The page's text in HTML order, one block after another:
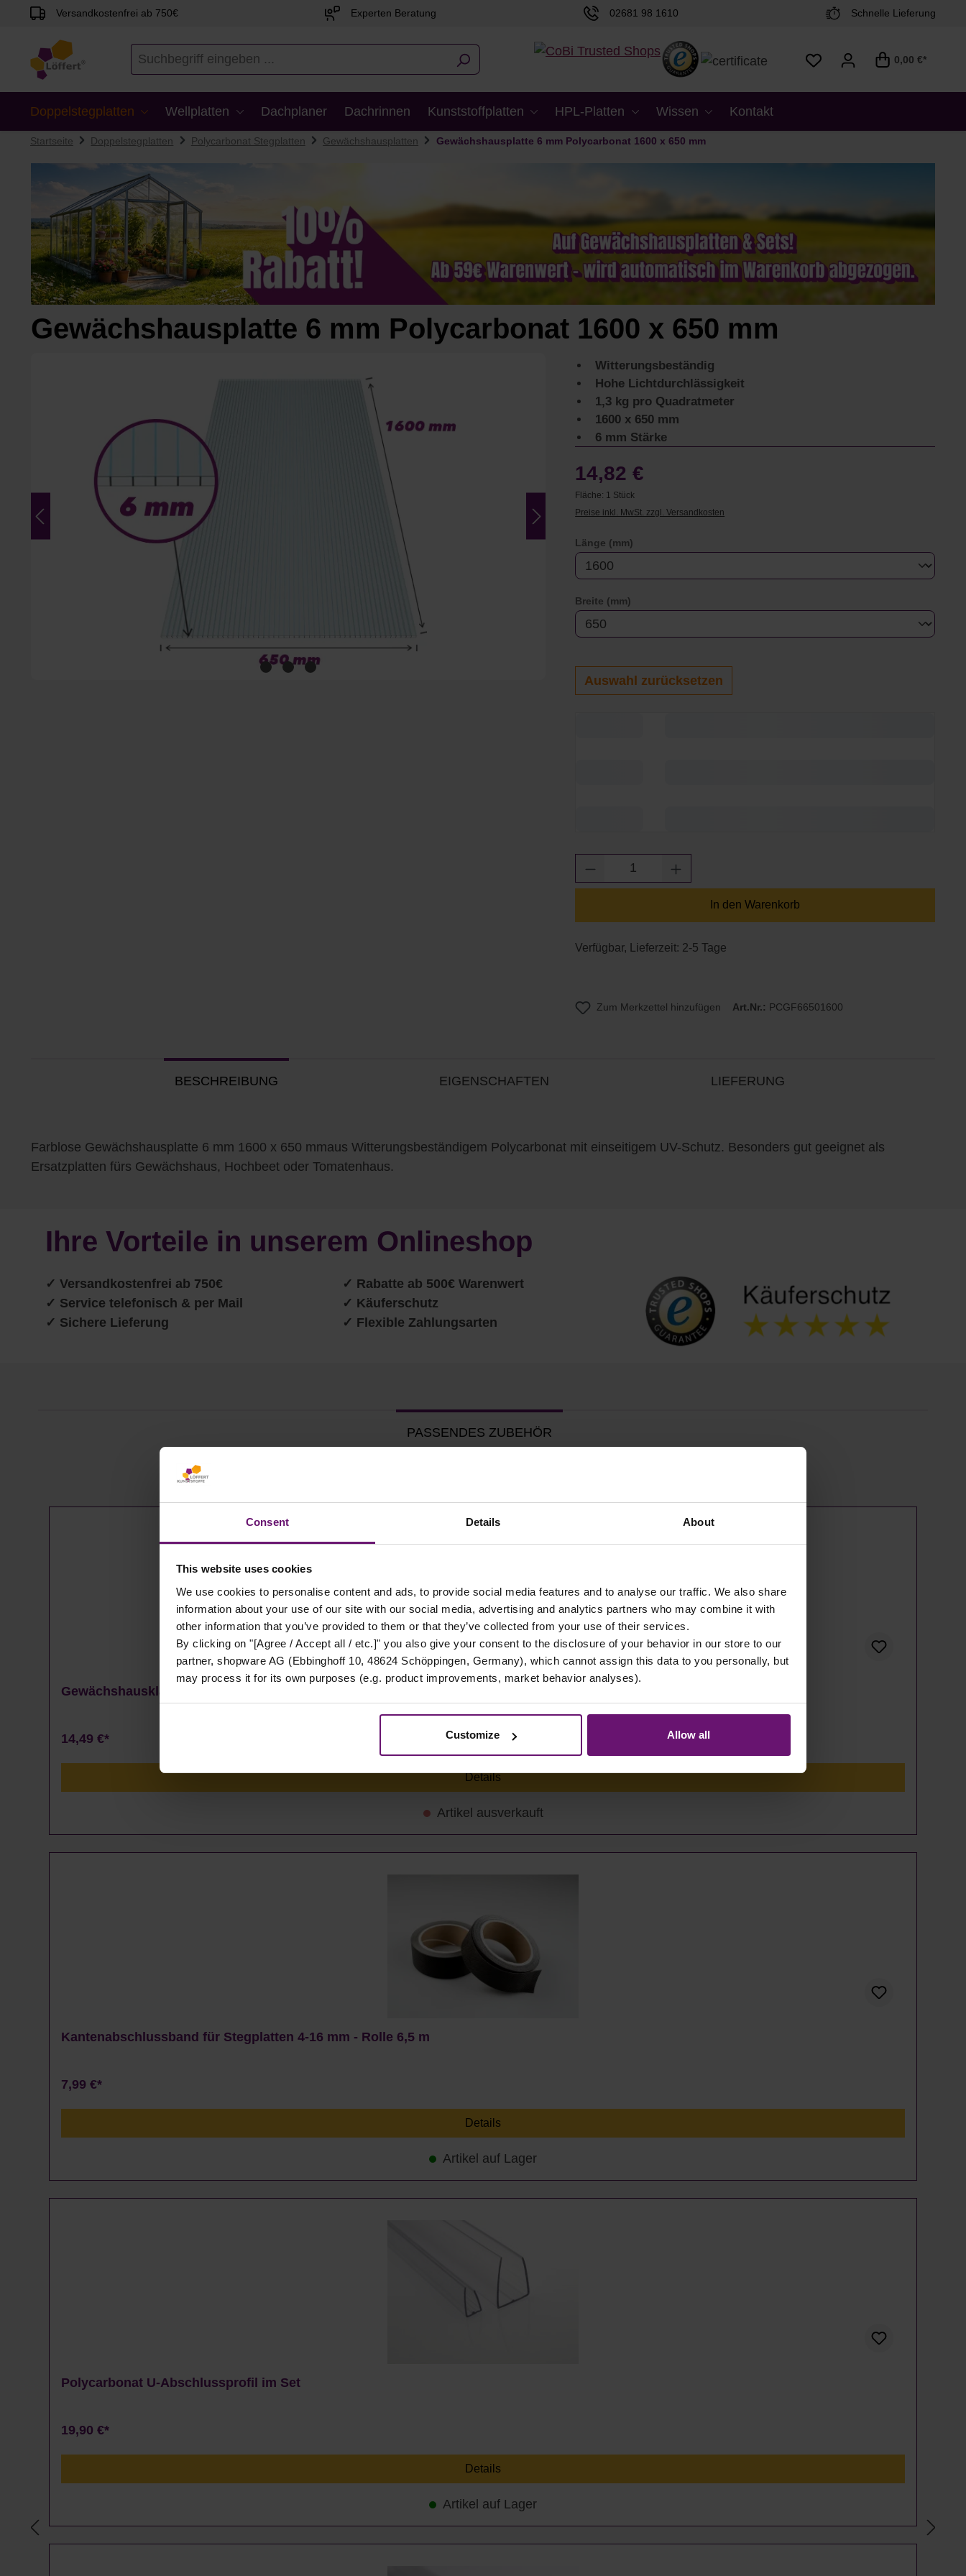
Consent Details About
This website uses cookies
We use cookies to personalise content and ads, to provide social media features and to analyse our traffic. We also share
information about your use of our site with our social media, advertising and analytics partners who may combine it with
other information that you’ve provided to them or that they’ve collected from your use of their services.
By clicking on "[Agree / Accept all / etc.]" you also give your consent to the disclosure of your behavior in our store to our
partner, shopware AG (Ebbinghoff 10, 48624 Schöppingen, Germany), which cannot assign this data to you personally, but
may process it for its own purposes (e.g. product improvements, market behavior analyses).
Customize Allow all
Zur Suche springen
Versandkostenfrei ab 750€ Experten Beratung 02681 98 1610 Schnelle Lieferung
0,00 €*
Doppelstegplatten Wellplatten Dachplaner Dachrinnen Kunststoffplatten HPL-Platten Wissen Kontakt
Startseite Doppelstegplatten Polycarbonat Stegplatten Gewächshausplatten Gewächshausplatte 6 mm Polycarbonat 1600 x 650 mm
Gewächshausplatte 6 mm Polycarbonat 1600 x 650 mm
Witterungsbeständig
Hohe Lichtdurchlässigkeit
1,3 kg pro Quadratmeter
1600 x 650 mm
6 mm Stärke
14,82 €
Fläche: 1 Stück
Preise inkl. MwSt. zzgl. Versandkosten
Länge (mm)
Breite (mm)
Auswahl zurücksetzen
Produkt Anzahl: Gib den gewünschten Wert ein
In den Warenkorb
Verfügbar, Lieferzeit: 2-5 Tage
Zum Merkzettel hinzufügen Art.Nr.: PCGF66501600
BESCHREIBUNG EIGENSCHAFTEN LIEFERUNG
Farblose Gewächshausplatte 6 mm 1600 x 650 mmaus Witterungsbeständigem Polycarbonat mit einseitigem UV-Schutz. Besonders gut geeignet als
Ersatzplatten fürs Gewächshaus, Hochbeet oder Tomatenhaus.
Ihre Vorteile in unserem Onlineshop
✓ Versandkostenfrei ab 750€
✓ Service telefonisch & per Mail
✓ Sichere Lieferung
✓ Rabatte ab 500€ Warenwert
✓ Käuferschutz
✓ Flexible Zahlungsarten
PASSENDES ZUBEHÖR
Gewächshausklammern 4 bis 10 mm - 100 Stück
14,49 €*
Details
Artikel ausverkauft
Kantenabschlussband für Stegplatten 4-16 mm - Rolle 6,5 m
7,99 €*
Details
Artikel auf Lager
Polycarbonat U-Abschlussprofil im Set
19,90 €*
Details
Artikel auf Lager